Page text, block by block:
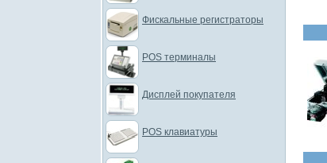
Фискальные регистраторы
POS терминалы
Дисплей покупателя
POS клавиатуры